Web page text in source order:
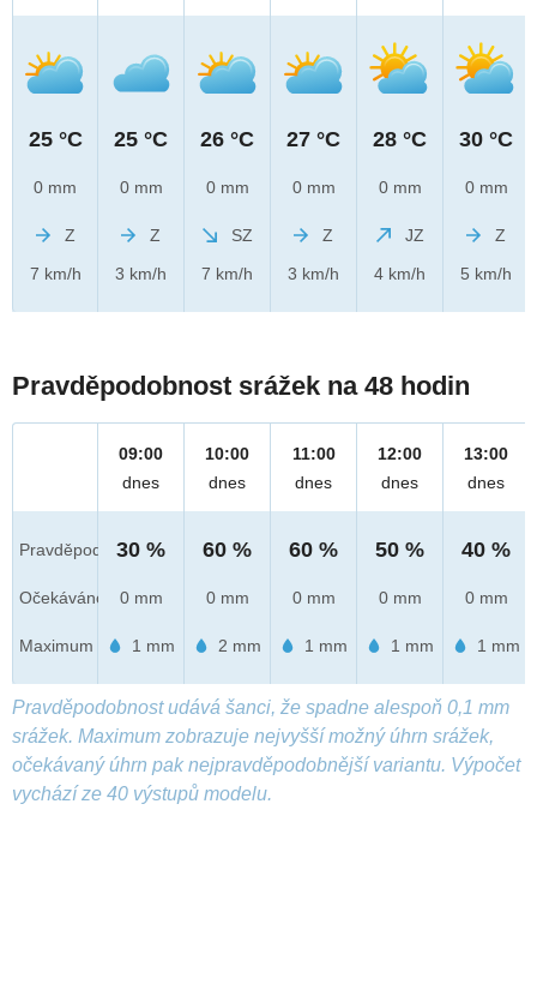
25 °C
0 mm
Z
7 km/h
25 °C
0 mm
Z
3 km/h
26 °C
0 mm
SZ
7 km/h
27 °C
0 mm
Z
3 km/h
28 °C
0 mm
JZ
4 km/h
30 °C
0 mm
Z
5 km/h
Pravděpodobnost srážek na 48 hodin
Pravděpod.
Očekáváno
Maximum
09:00
dnes
30 %
0 mm
1 mm
10:00
dnes
60 %
0 mm
2 mm
11:00
dnes
60 %
0 mm
1 mm
12:00
dnes
50 %
0 mm
1 mm
13:00
dnes
40 %
0 mm
1 mm
Pravděpodobnost udává šanci, že spadne alespoň 0,1 mm
srážek. Maximum zobrazuje nejvyšší možný úhrn srážek,
očekávaný úhrn pak nejpravděpodobnější variantu. Výpočet
vychází ze 40 výstupů modelu.